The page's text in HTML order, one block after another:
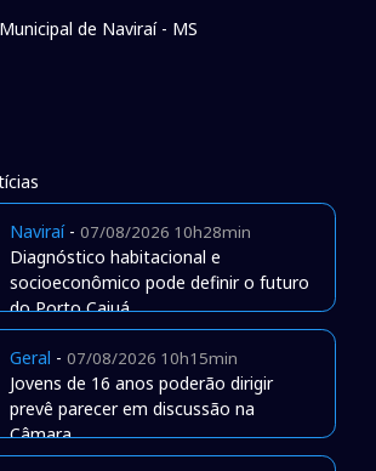
de Naviraí - MS
Naviraí- 07/08/2026 10h28min
Diagnóstico habitacional e
socioeconômico pode definir o futuro
do Porto Caiuá
Geral - 07/08/2026 10h15min
Jovens de 16 anos poderão dirigir
prevê parecer em discussão na
Câmara